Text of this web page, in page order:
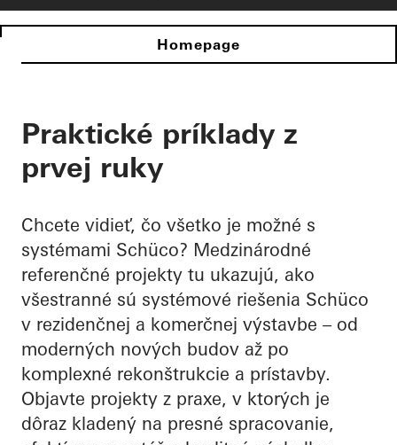
Homepage
Praktické príklady z
prvej ruky
Chcete vidieť, čo všetko je možné s
systémami Schüco? Medzinárodné
referenčné projekty tu ukazujú, ako
všestranné sú systémové riešenia Schüco
v rezidenčnej a komerčnej výstavbe – od
moderných nových budov až po
komplexné rekonštrukcie a prístavby.
Objavte projekty z praxe, v ktorých je
dôraz kladený na presné spracovanie,